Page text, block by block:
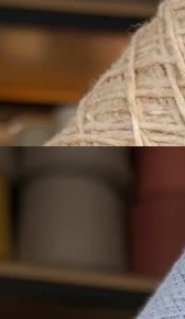
650₽
Купить
хлопок 90%, пайетки
1600 м/100 г
светлый
васильковый